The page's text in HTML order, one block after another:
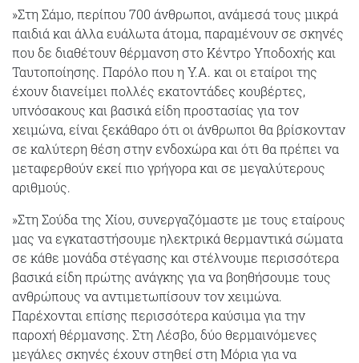
»Στη Σάμο, περίπου 700 άνθρωποι, ανάμεσά τους μικρά
παιδιά και άλλα ευάλωτα άτομα, παραμένουν σε σκηνές
που δε διαθέτουν θέρμανση στο Κέντρο Υποδοχής και
Ταυτοποίησης. Παρόλο που η Υ.Α. και οι εταίροι της
έχουν διανείμει πολλές εκατοντάδες κουβέρτες,
υπνόσακους και βασικά είδη προστασίας για τον
χειμώνα, είναι ξεκάθαρο ότι οι άνθρωποι θα βρίσκονταν
σε καλύτερη θέση στην ενδοχώρα και ότι θα πρέπει να
μεταφερθούν εκεί πιο γρήγορα και σε μεγαλύτερους
αριθμούς.
»Στη Σούδα της Χίου, συνεργαζόμαστε με τους εταίρους
μας να εγκαταστήσουμε ηλεκτρικά θερμαντικά σώματα
σε κάθε μονάδα στέγασης και στέλνουμε περισσότερα
βασικά είδη πρώτης ανάγκης για να βοηθήσουμε τους
ανθρώπους να αντιμετωπίσουν τον χειμώνα.
Παρέχονται επίσης περισσότερα καύσιμα για την
παροχή θέρμανσης. Στη Λέσβο, δύο θερμαινόμενες
μεγάλες σκηνές έχουν στηθεί στη Μόρια για να